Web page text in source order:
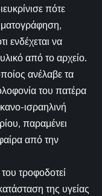
πότε
ενδέχεται να
από το αρχείο.
ανέλαβε τα
του πατέρα
ισραηλινή
παραμένει
από την
τροφοδοτεί
της υγείας